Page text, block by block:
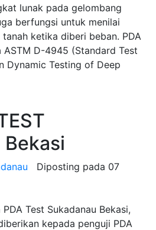
lunak pada gelombang
berfungsi untuk menilai
ketika diberi beban. PDA
ASTM D-4945 (Standard Test
Dynamic Testing of Deep
Diposting pada 07
Test Sukadanau Bekasi,
kepada penguji PDA